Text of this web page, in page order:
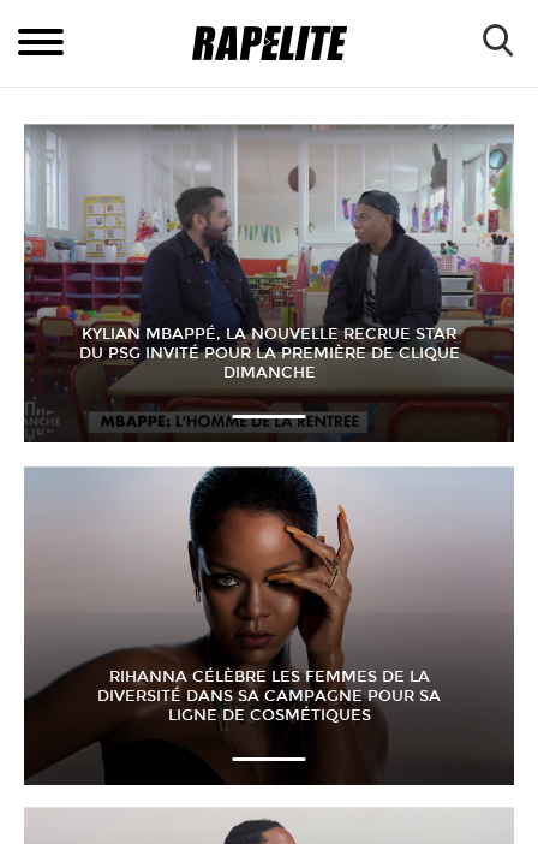
KYLIAN MBAPPÉ, LA NOUVELLE RECRUE STAR
DU PSG INVITÉ POUR LA PREMIÈRE DE CLIQUE
DIMANCHE
RIHANNA CÉLÈBRE LES FEMMES DE LA
DIVERSITÉ DANS SA CAMPAGNE POUR SA
LIGNE DE COSMÉTIQUES